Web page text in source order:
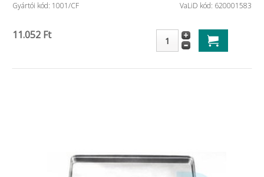
Gyártói kód: 1001/CF VaLiD kód: 620001583
11.052 Ft